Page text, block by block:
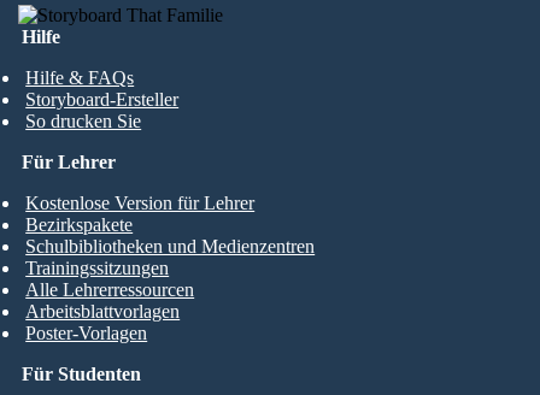
Hilfe
Hilfe & FAQs
Storyboard-Ersteller
So drucken Sie
Für Studenten
Für Lehrer
Kostenlose Version für Lehrer
Bezirkspakete
Schulbibliotheken und Medienzentren
Trainingssitzungen
Alle Lehrerressourcen
Arbeitsblattvorlagen
Poster-Vorlagen